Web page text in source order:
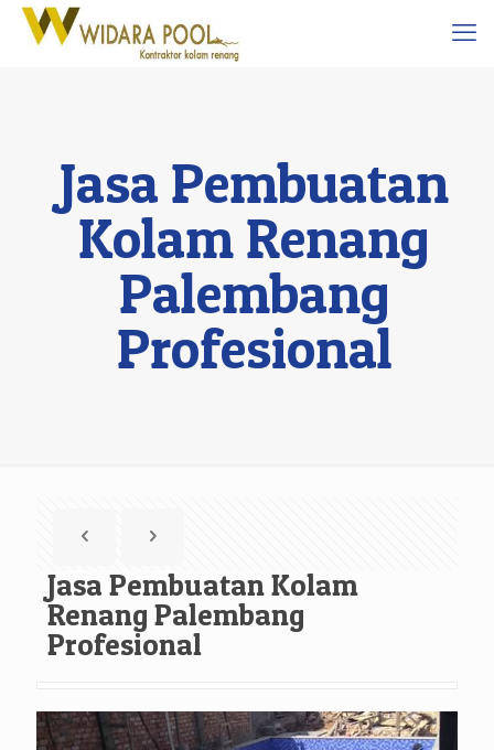
Jasa Pembuatan
Kolam Renang
Palembang
Profesional
Jasa Pembuatan Kolam
Renang Palembang
Profesional